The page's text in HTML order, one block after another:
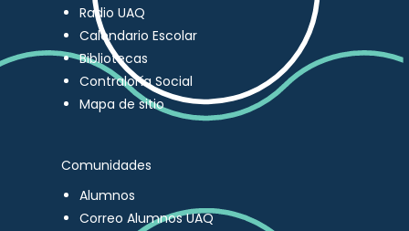
Radio UAQ
Calendario Escolar
Bibliotecas
Contraloría Social
Mapa de sitio
Comunidades
Alumnos
Correo Alumnos UAQ